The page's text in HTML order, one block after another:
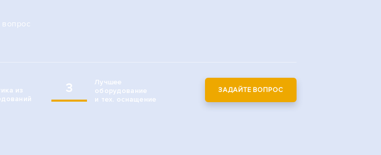
вопрос
из
3
Лучшее
оборудование
и тех. оснащение
ЗАДАЙТЕ ВОПРОС